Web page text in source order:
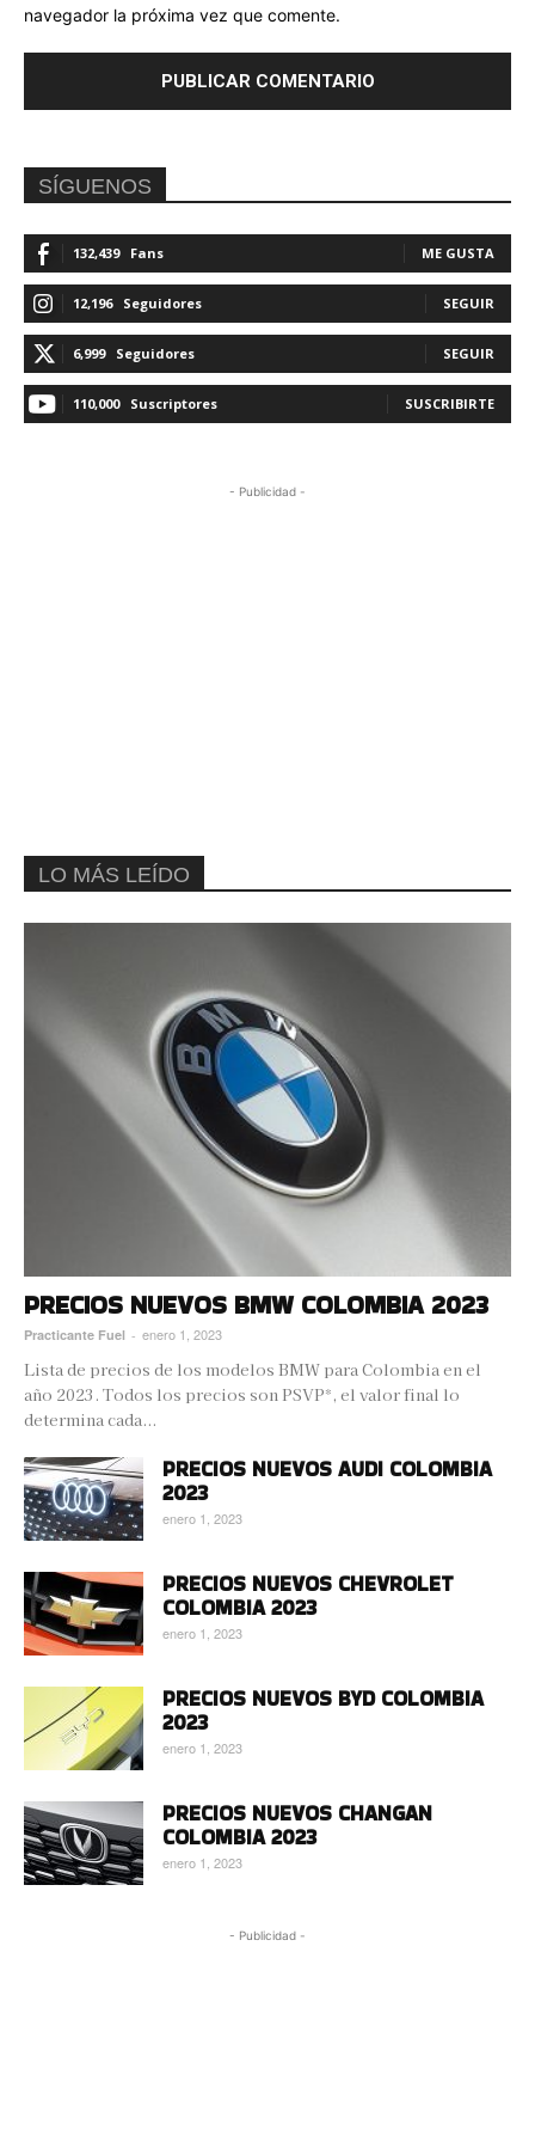
navegador la próxima vez que comente.
SÍGUENOS
132,439 Fans ME GUSTA
12,196 Seguidores SEGUIR
6,999 Seguidores SEGUIR
110,000 Suscriptores SUSCRIBIRTE
- Publicidad -
LO MÁS LEÍDO
PRECIOS NUEVOS BMW COLOMBIA 2023
Practicante Fuel - enero 1, 2023
Lista de precios de los modelos BMW para Colombia en el
año 2023. Todos los precios son PSVP*, el valor final lo
determina cada...
PRECIOS NUEVOS AUDI COLOMBIA
2023
enero 1, 2023
PRECIOS NUEVOS CHEVROLET
COLOMBIA 2023
enero 1, 2023
PRECIOS NUEVOS BYD COLOMBIA
2023
enero 1, 2023
PRECIOS NUEVOS CHANGAN
COLOMBIA 2023
enero 1, 2023
- Publicidad -